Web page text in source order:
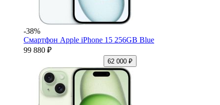
-38%
Смартфон Apple iPhone 15 256GB Blue
99 880 ₽
62 000 ₽